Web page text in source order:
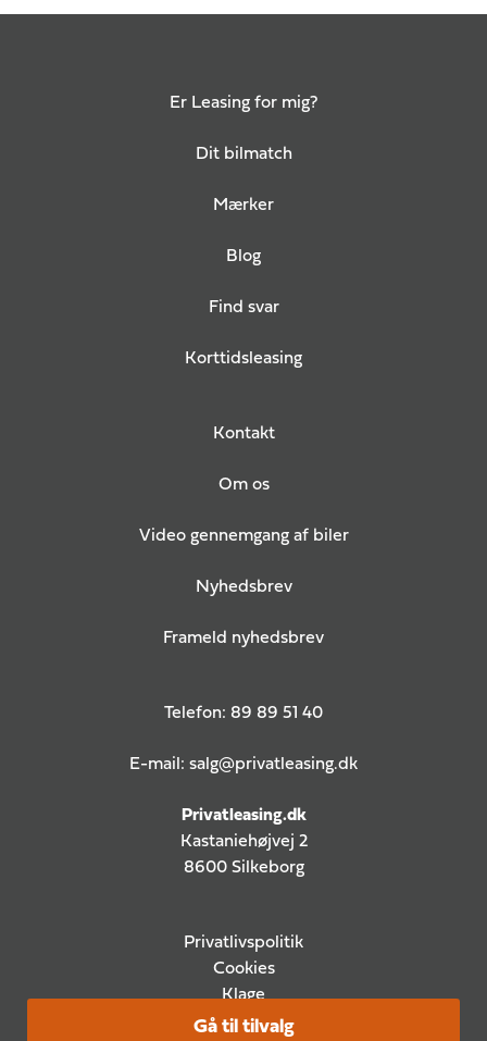
Gå til tilvalg
Er Leasing for mig?
Dit bilmatch
Mærker
Blog
Find svar
Korttidsleasing
Kontakt
Om os
Video gennemgang af biler
Nyhedsbrev
Frameld nyhedsbrev
Telefon: 89 89 51 40
E-mail: salg@privatleasing.dk
Privatleasing.dk
Kastaniehøjvej 2
8600 Silkeborg
Privatlivspolitik
Cookies
Klage